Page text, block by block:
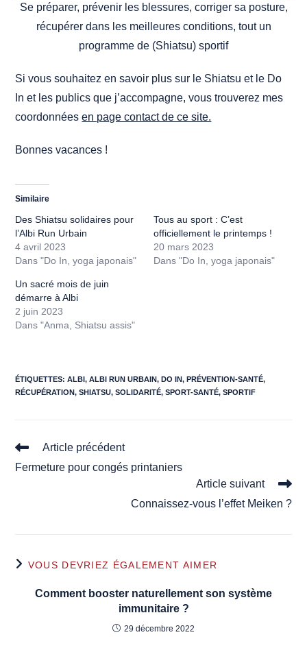
Se préparer, prévenir les blessures, corriger sa posture,
récupérer dans les meilleures conditions, tout un
programme de (Shiatsu) sportif
Si vous souhaitez en savoir plus sur le Shiatsu et le Do
In et les publics que j’accompagne, vous trouverez mes
coordonnéesen page contact de ce site.
Bonnes vacances !
Similaire
Des Shiatsu solidaires pour
l’Albi Run Urbain
4 avril 2023
Dans "Do In, yoga japonais"
Tous au sport : C’est
officiellement le printemps !
20 mars 2023
Dans "Do In, yoga japonais"
Un sacré mois de juin
démarre à Albi
2 juin 2023
Dans "Anma, Shiatsu assis"
ÉTIQUETTES:ALBI, ALBI RUN URBAIN, DO IN, PRÉVENTION-SANTÉ,
RÉCUPÉRATION, SHIATSU, SOLIDARITÉ, SPORT-SANTÉ, SPORTIF
Read
articles
Article précédent
Fermeture pour congés printaniers
Article suivant
Connaissez-vous l’effet Meiken ?
VOUS DEVRIEZ ÉGALEMENT AIMER
Comment booster naturellement son système
immunitaire ?
29 décembre 2022